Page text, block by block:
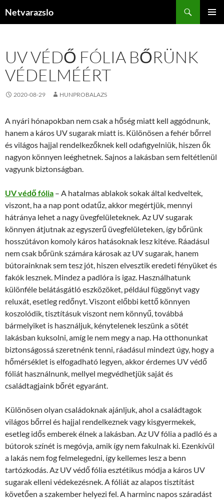
Netvarazslo
UV VÉDŐ FÓLIA BŐRÜNK
VÉDELMÉÉRT
2020-08-29 HUNPROBALAZS
A nyári hónapokban nem csak a hőség miatt kell aggódnunk,
hanem a káros UV sugarak miatt is. Különösen a fehér bőrrel
és világos hajjal rendelkezőknek kell odafigyelniük, hiszen ők
nagyon könnyen leéghetnek. Sajnos a lakásban sem feltétlenül
vagyunk biztonságban.
UV védő fólia – A hatalmas ablakok sokak által kedveltek,
viszont, ha a nap pont odatűz, akkor megértjük, mennyi
hátránya lehet a nagy üvegfelületeknek. Az UV sugarak
könnyen átjutnak az egyszerű üvegfelületeken, így bőrünk
hosszútávon komoly káros hatásoknak lesz kitéve. Ráadásul
nem csak bőrünk számára károsak az UV sugarak, hanem
bútorainknak sem tesz jót, hiszen elvesztik eredeti fényüket és
fakók lesznek. Mindez a padlóra is igaz. Használhatunk
különféle belátásgátló eszközöket, például függönyt vagy
reluxát, esetleg redőnyt. Viszont előbbi kettő könnyen
koszolódik, tisztításuk viszont nem könnyű, továbbá
bármelyiket is használjuk, kénytelenek leszünk a sötét
lakásban kuksolni, amíg le nem megy a nap. Ha otthonunkat
biztonságossá szeretnénk tenni, ráadásul mindezt úgy, hogy a
hőmérséklet is elfogadható legyen, akkor érdemes UV védő
fóliát használnunk, mellyel megvédhetjük saját és
családtagjaink bőrét egyaránt.
Különösen olyan családoknak ajánljuk, ahol a családtagok
világos bőrrel és hajjal rendelkeznek vagy kisgyermekek,
esetleg idős emberek élnek a lakásban. Az UV fólia a padló és a
bútorok színét is megóvja, amik így nem fakulnak ki. Ezenkívül
a lakás nem fog felmelegedni, így kellemes lesz a benn
tartózkodás. Az UV védő fólia esztétikus módja a káros UV
sugarak elleni védekezésnek. A fóliát az alapos tisztítást
követően a szakember helyezi fel. A harminc napos száradást